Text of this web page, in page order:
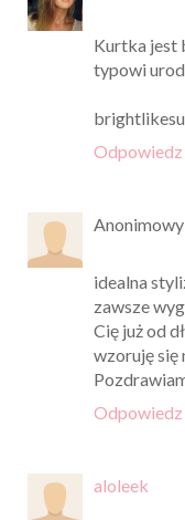
Kurtka jest
typowi
Odpowiedz
Anonimowy
idealna
zawsze
Cię już od
wzoruję się
Odpowiedz
aloleek